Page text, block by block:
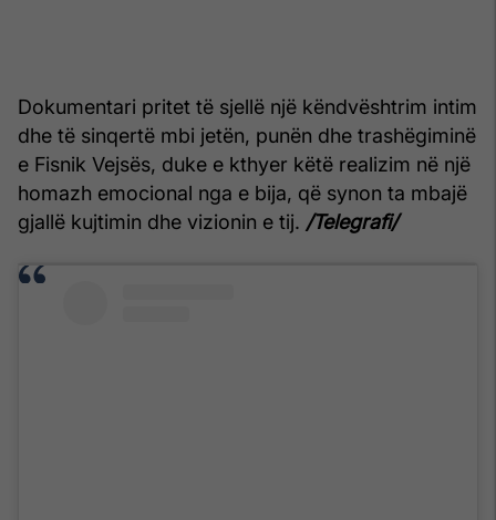
Dokumentari pritet të sjellë një këndvështrim intim
dhe të sinqertë mbi jetën, punën dhe trashëgiminë
e Fisnik Vejsës, duke e kthyer këtë realizim në një
homazh emocional nga e bija, që synon ta mbajë
gjallë kujtimin dhe vizionin e tij. /Telegrafi/